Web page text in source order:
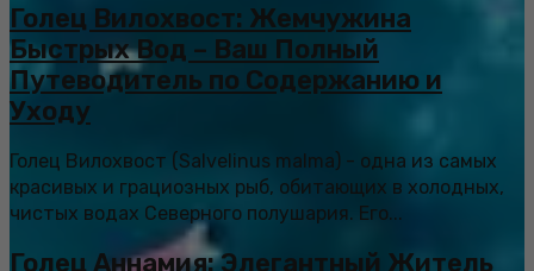
Голец Вилохвост: Жемчужина
Быстрых Вод – Ваш Полный
Путеводитель по Содержанию и
Уходу
Голец Вилохвост (Salvelinus malma) - одна из самых
красивых и грациозных рыб, обитающих в холодных,
чистых водах Северного полушария. Его...
Голец Аннамия: Элегантный Житель